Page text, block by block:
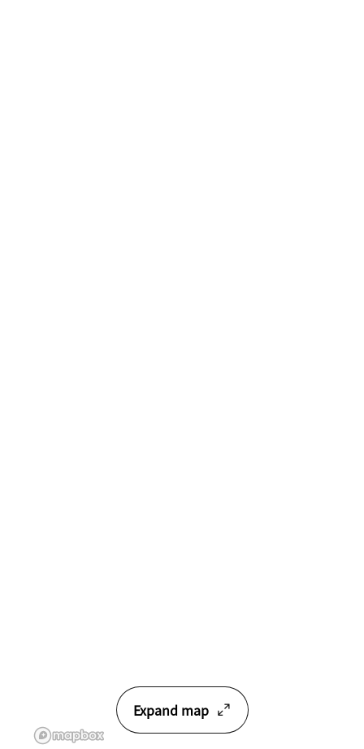
Expand map